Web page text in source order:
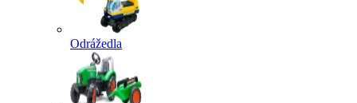
Odrážedla